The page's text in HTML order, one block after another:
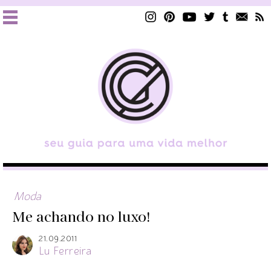
Moda
Me achando no luxo!
21.09.2011
Lu Ferreira